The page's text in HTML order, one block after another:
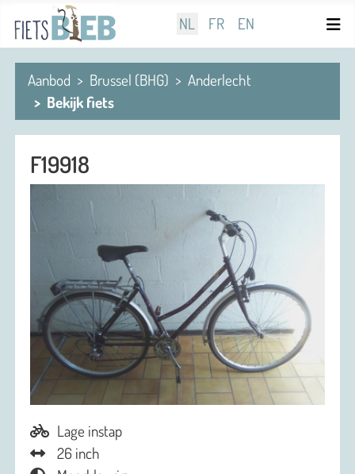
Selecteer de taal
NL FR EN
Aanbod Brussel (BHG)
Anderlecht
Bekijk fiets
F19918
Lage instap
26 inch